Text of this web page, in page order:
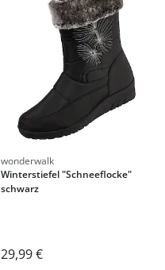
wonderwalk
Winterstiefel "Schneeflocke"
schwarz
29,99 €